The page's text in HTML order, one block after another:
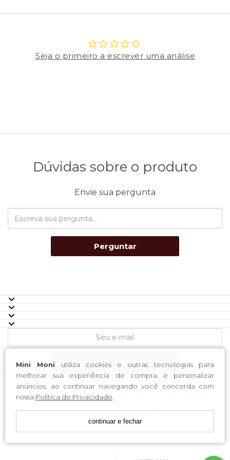
Mini Moni utiliza cookies e outras tecnologias para
melhorar sua experiência de compra e personalizar
anúncios, ao continuar navegando você concorda com
nossa Política de Privacidade.
continuar e fechar
Seja o primeiro a escrever uma análise
Dúvidas sobre o produto
Envie sua pergunta
Perguntar
CADASTRE-SE
H-4 Industria e Comercio LTDA / CNPJ: 11.169.447/0001-05
Endereço: Rua Lauro Muller, 59 Complemento: Fundos; Bairro:
Centro CEP: 88353-040 Município: Brusque Estado: Santa
Catarina